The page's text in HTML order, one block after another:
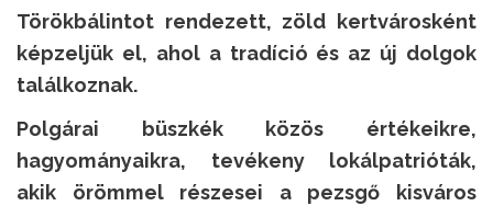
Törökbálintot rendezett, zöld kertvárosként
képzeljük el, ahol a tradíció és az új dolgok
találkoznak.
Polgárai büszkék közös értékeikre,
hagyományaikra, tevékeny lokálpatrióták,
akik örömmel részesei a pezsgő kisváros